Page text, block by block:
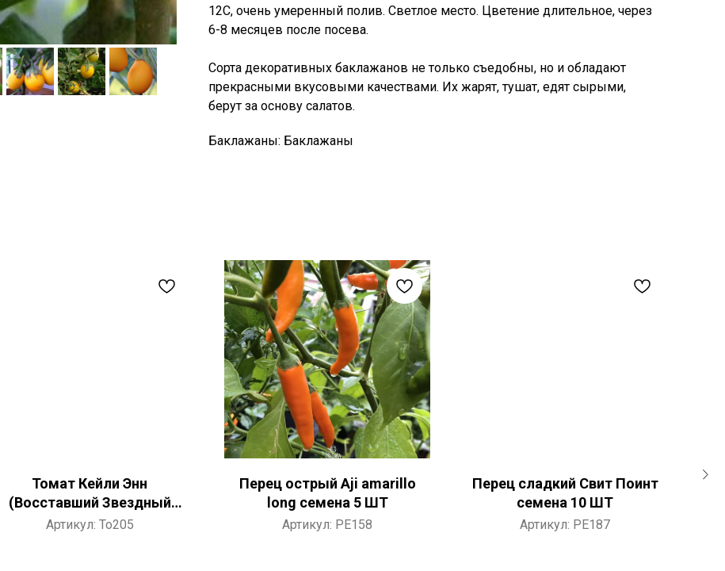
12С, очень умеренный полив. Светлое место. Цветение длительное, через
6-8 месяцев после посева.
Сорта декоративных баклажанов не только съедобны, но и обладают
прекрасными вкусовыми качествами. Их жарят, тушат, едят сырыми,
берут за основу салатов.
Баклажаны: Баклажаны
Томат Кейли Энн
(Восставший Звездный
истребитель) семена 10 ШТ
Артикул: To205
Перец острый Aji amarillo
long семена 5 ШТ
Артикул: PE158
Перец сладкий Свит Поинт
семена 10 ШТ
Артикул: PE187